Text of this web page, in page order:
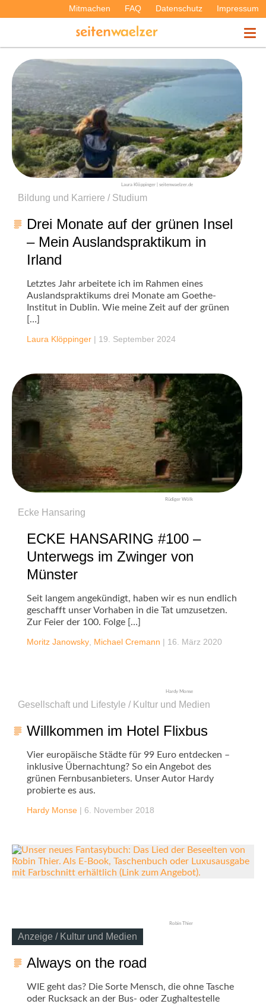
Mitmachen FAQ Datenschutz Impressum
THEMEN
PODCASTS
ÜBER UNS
Laura Klöppinger | seitenwaelzer.de
Bildung und Karriere / Studium
Drei Monate auf der grünen Insel
– Mein Auslandspraktikum in
Irland
Letztes Jahr arbeitete ich im Rahmen eines
Auslandspraktikums drei Monate am Goethe-
Institut in Dublin. Wie meine Zeit auf der grünen
[…]
Laura Klöppinger | 19. September 2024
Rüdiger Wölk
Ecke Hansaring
ECKE HANSARING #100 –
Unterwegs im Zwinger von
Münster
Seit langem angekündigt, haben wir es nun endlich
geschafft unser Vorhaben in die Tat umzusetzen.
Zur Feier der 100. Folge […]
Moritz Janowsky Michael Cremann | 16. März 2020
Hardy Monse
Gesellschaft und Lifestyle / Kultur und Medien
Willkommen im Hotel Flixbus
Vier europäische Städte für 99 Euro entdecken –
inklusive Übernachtung? So ein Angebot des
grünen Fernbusanbieters. Unser Autor Hardy
probierte es aus.
Hardy Monse | 6. November 2018
Robin Thier
Anzeige / Kultur und Medien
Always on the road
WIE geht das? Die Sorte Mensch, die ohne Tasche
oder Rucksack an der Bus- oder Zughaltestelle